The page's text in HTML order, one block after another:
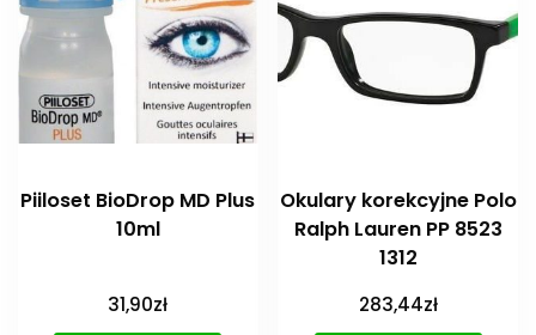
Piiloset BioDrop MD Plus
10ml
31,90zł
Okulary korekcyjne Polo
Ralph Lauren PP 8523
1312
283,44zł